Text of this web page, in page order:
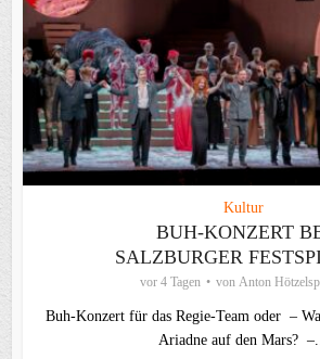
Kultur
BUH-KONZERT
SALZBURGER
vor 4 Tagen von Anton
Buh-Konzert für das Regie-Team oder –
Ariadne auf den Mars?